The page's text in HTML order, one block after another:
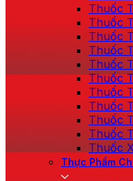
Thuốc
Thuốc
Thuốc
Thuốc
Thuốc
Thuốc
Thuốc
Thuốc
Thuốc
Thuốc
Thuốc
Thực Phẩm